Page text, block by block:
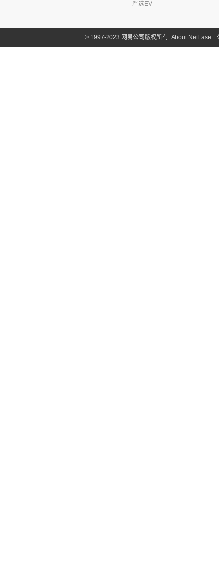
严选EV
©1997-2023 网易公司版权所有 About NetEase